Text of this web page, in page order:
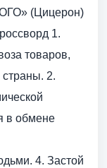
(Цицерон)
1.
товаров,
2.
в обмене
4. Застой